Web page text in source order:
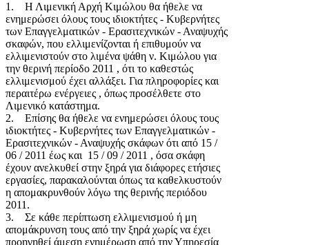
1. Η Λιμενική Αρχή Κιμώλου θα ήθελε να
ενημερώσει όλους τους ιδιοκτήτες - Κυβερνήτες
των Επαγγελματικών - Ερασιτεχνικών - Αναψυχής
σκαφών, που ελλιμενίζονται ή επιθυμούν να
ελλιμενιστούν στο λιμένα ψάθη ν. Κιμώλου για
την θερινή περίοδο 2011 , ότι το καθεστώς
ελλιμενισμού έχει αλλάξει. Για πληροφορίες και
περαιτέρω ενέργειες , όπως προσέλθετε στο
Λιμενικό κατάστημα.
2. Επίσης θα ήθελε να ενημερώσει όλους τους
ιδιοκτήτες - Κυβερνήτες των Επαγγελματικών -
Ερασιτεχνικών - Αναψυχής σκάφων ότι από 15 /
06 / 2011 έως και 15 / 09 / 2011 , όσα σκάφη
έχουν ανελκυθεί στην ξηρά για διάφορες ετήσιες
εργασίες, παρακαλούνται όπως τα καθελκυστούν
η απομακρυνθούν λόγω της θερινής περιόδου
2011.
3. Σε κάθε περίπτωση ελλιμενισμού ή μη
απομάκρυνση τους από την ξηρά χωρίς να έχει
προηγηθεί άμεση ενημέρωση από την Υπηρεσία